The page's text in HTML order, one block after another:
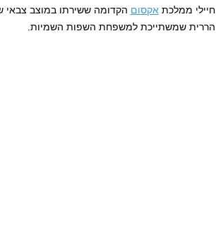
חיילי ממלכת אקסום הקדומה ששירתו במוצב צבאי
הררית שמשתייכת למשפחת השפות השמיות.